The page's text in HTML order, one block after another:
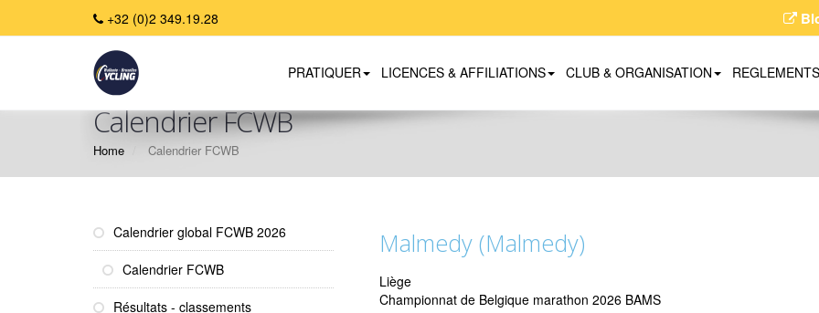
+32 (0)2 349.19.28
PRATIQUER LICENCES & AFFILIATIONS CLUB & ORGANISATION REGLEMENTS
Calendrier FCWB
Home Calendrier FCWB
Calendrier global FCWB 2026
Calendrier FCWB
Résultats - classements
Malmedy (Malmedy)
Liège
Championnat de Belgique marathon 2026 BAMS